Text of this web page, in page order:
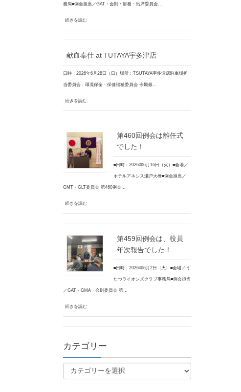
務局■例会担当／GAT・会則・財務・出席委員会…
続きを読む
献血奉仕 at TUTAYA宇多津店
日時：2026年6月28日（日）場所：TSUTAYA宇多津店駐車場担
当委員会：環境保全・保健福祉委員会 今期最…
続きを読む
第460回例会は離任式
でした！
■日時：2026年6月16日（火）■会場／
ホテルアネシス瀬戸大橋■例会担当／
GMT・GLT委員会 第460例会…
続きを読む
第459回例会は、役員
年次報告でした！
■日時：2026年6月2日（火）■会場／う
たづライオンズクラブ事務局■例会担当
／GAT・GMA・会則委員会 第…
続きを読む
カテゴリー